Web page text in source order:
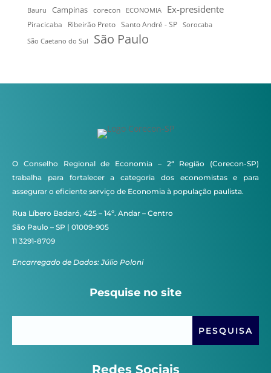
Bauru Campinas corecon ECONOMIA Ex-presidente
Piracicaba Ribeirão Preto Santo André - SP
Sorocaba
São Caetano do Sul
São Paulo
O Conselho Regional de Economia – 2ª Região (Corecon-SP)
trabalha para fortalecer a categoria dos economistas e para
assegurar o eficiente serviço de Economia à população paulista.
Rua Líbero Badaró, 425 – 14º. Andar – Centro
São Paulo – SP | 01009-905
11 3291-8709
Encarregado de Dados: Júlio Poloni
Pesquise no site
Redes Sociais